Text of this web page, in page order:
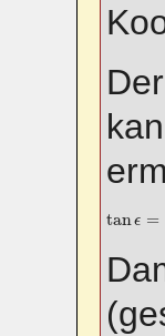
tanϵ =